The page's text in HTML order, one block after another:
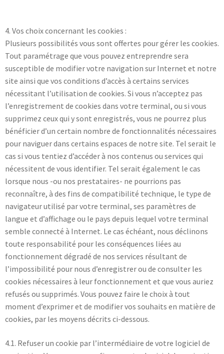
4. Vos choix concernant les cookies :
Plusieurs possibilités vous sont offertes pour gérer les cookies.
Tout paramétrage que vous pouvez entreprendre sera
susceptible de modifier votre navigation sur Internet et notre
site ainsi que vos conditions d’accès à certains services
nécessitant l’utilisation de cookies. Si vous n’acceptez pas
l’enregistrement de cookies dans votre terminal, ou si vous
supprimez ceux qui y sont enregistrés, vous ne pourrez plus
bénéficier d’un certain nombre de fonctionnalités nécessaires
pour naviguer dans certains espaces de notre site. Tel serait le
cas si vous tentiez d’accéder à nos contenus ou services qui
nécessitent de vous identifier. Tel serait également le cas
lorsque nous -ou nos prestataires- ne pourrions pas
reconnaître, à des fins de compatibilité technique, le type de
navigateur utilisé par votre terminal, ses paramètres de
langue et d’affichage ou le pays depuis lequel votre terminal
semble connecté à Internet. Le cas échéant, nous déclinons
toute responsabilité pour les conséquences liées au
fonctionnement dégradé de nos services résultant de
l’impossibilité pour nous d’enregistrer ou de consulter les
cookies nécessaires à leur fonctionnement et que vous auriez
refusés ou supprimés. Vous pouvez faire le choix à tout
moment d’exprimer et de modifier vos souhaits en matière de
cookies, par les moyens décrits ci-dessous.
4.1. Refuser un cookie par l’intermédiaire de votre logiciel de